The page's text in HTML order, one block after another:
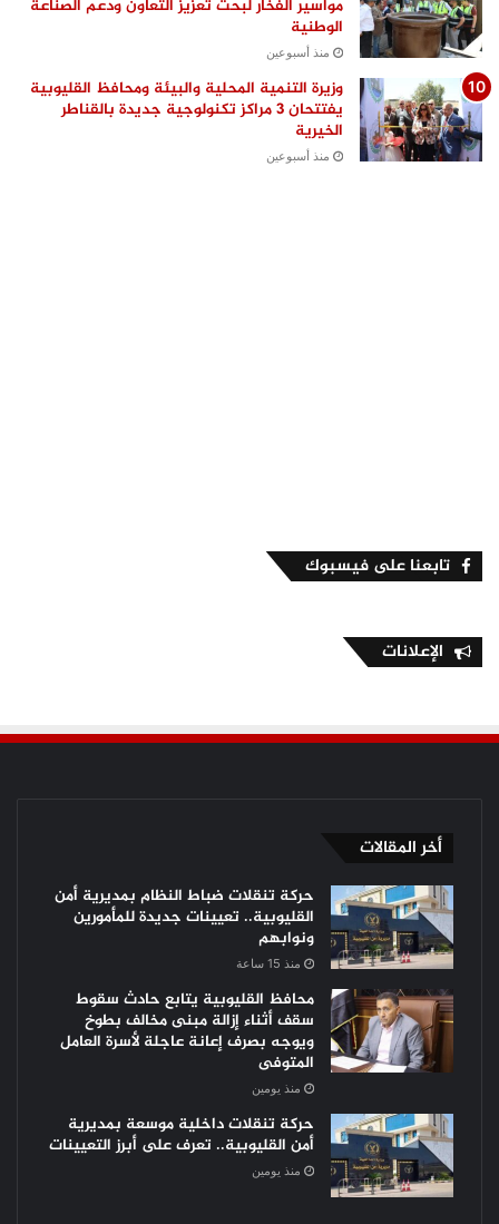
مواسير الفخار لبحث تعزيز التعاون ودعم الصناعة
الوطنية
منذ أسبوعين
وزيرة التنمية المحلية والبيئة ومحافظ القليوبية
يفتتحان 3 مراكز تكنولوجية جديدة بالقناطر
الخيرية
منذ أسبوعين
تابعنا على فيسبوك
الإعلانات
أخر المقالات
حركة تنقلات ضباط النظام بمديرية أمن
القليوبية.. تعيينات جديدة للمأمورين
ونوابهم
منذ 15 ساعة
محافظ القليوبية يتابع حادث سقوط
سقف أثناء إزالة مبنى مخالف بطوخ
ويوجه بصرف إعانة عاجلة لأسرة العامل
المتوفى
منذ يومين
حركة تنقلات داخلية موسعة بمديرية
أمن القليوبية.. تعرف على أبرز التعيينات
منذ يومين